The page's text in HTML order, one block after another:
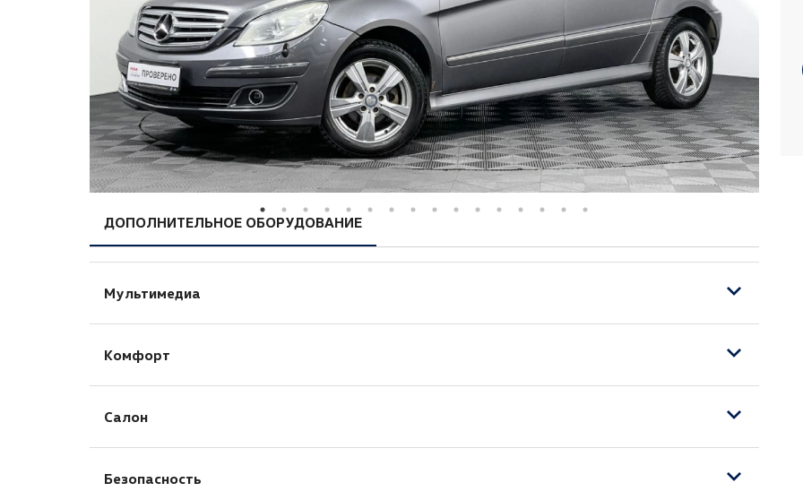
ДОПОЛНИТЕЛЬНОЕ ОБОРУДОВАНИЕ
Мультимедиа
Bluetooth
Розетка 12V
Комфорт
Парктроник задний
Мультифункциональное рулевое колесо
Салон
Подогрев передних сидений
Безопасность